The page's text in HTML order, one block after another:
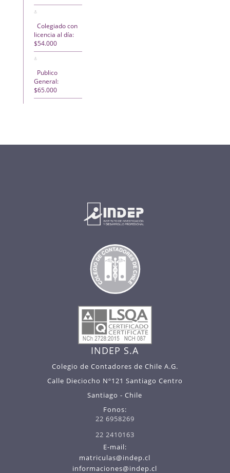
Colegiado con
licencia al día:
$54.000
Publico
General:
$65.000
INDEP S.A
Colegio de Contadores de Chile A.G.
Calle Dieciocho Nº121 Santiago Centro
Santiago - Chile
Fonos:
22 6958269
22 2410163
E-mail:
matriculas@indep.cl
informaciones@indep.cl